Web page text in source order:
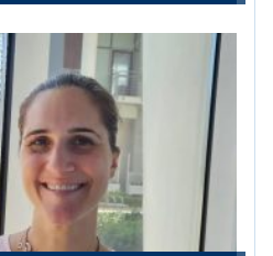
tutuklama emri